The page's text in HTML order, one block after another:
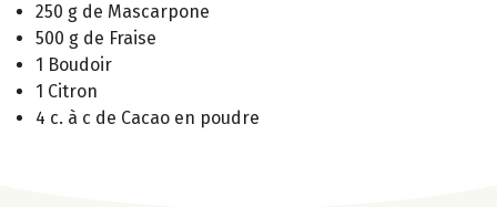
250 g de Mascarpone
500 g de Fraise
1 Boudoir
1 Citron
4 c. à c de Cacao en poudre